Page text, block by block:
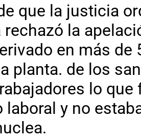
que la justicia
rechazó la
en más
planta. de los
lo
laboral y no